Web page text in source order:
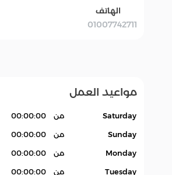
الهاتف
01007742711
مواعيد العمل
Saturday من 00:00:00
Sunday من 00:00:00
Monday من 00:00:00
Tuesday من 00:00:00